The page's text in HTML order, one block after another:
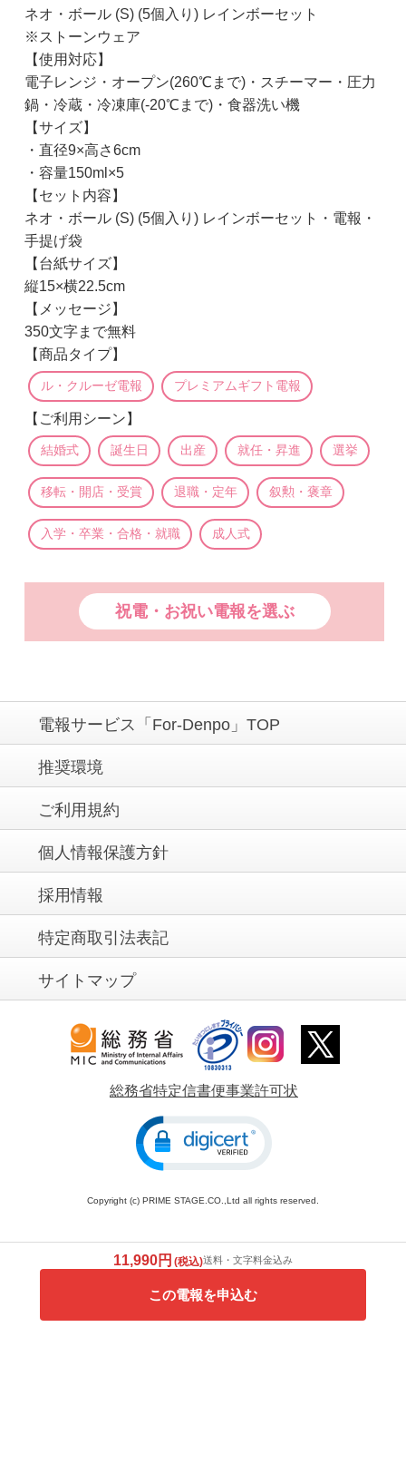
ネオ・ボール (S) (5個入り) レインボーセット
※ストーンウェア
【使用対応】
電子レンジ・オープン(260℃まで)・スチーマー・圧力
鍋・冷蔵・冷凍庫(-20℃まで)・食器洗い機
【サイズ】
・直径9×高さ6cm
・容量150ml×5
【セット内容】
ネオ・ボール (S) (5個入り) レインボーセット・電報・
手提げ袋
【台紙サイズ】
縦15×横22.5cm
【メッセージ】
350文字まで無料
【商品タイプ】
ル・クルーゼ電報 プレミアムギフト電報
【ご利用シーン】
結婚式 誕生日 出産 就任・昇進 選挙
移転・開店・受賞 退職・定年 叙勲・褒章
入学・卒業・合格・就職 成人式
祝電・お祝い電報を選ぶ
電報サービス「For-Denpo」TOP
推奨環境
ご利用規約
個人情報保護方針
採用情報
特定商取引法表記
サイトマップ
総務省特定信書便事業許可状
Copyright (c) PRIME STAGE.CO.,Ltd all rights reserved.
11,990円 (税込)送料・文字料金込み
この電報を申込む